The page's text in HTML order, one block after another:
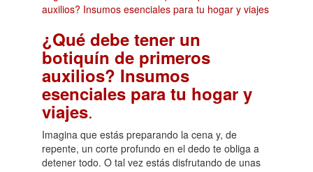
¿Qué debe tener un
botiquín de primeros
auxilios? Insumos
esenciales para tu hogar y
viajes.
Imagina que estás preparando la cena y, de
repente, un corte profundo en el dedo te obliga a
detener todo. O tal vez estás disfrutando de unas